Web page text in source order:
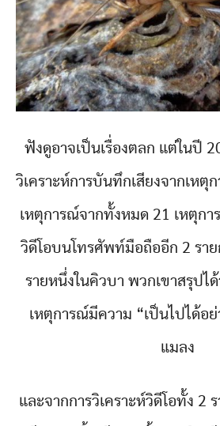
ฟังดูอาจเป็นเรื่องตลก แต่ในปี
วิเคราะห์การบันทึกเสียงจากเหตุ
เหตุการณ์จากทั้งหมด 21 เหตุกา
วิดีโอบนโทรศัพท์มือถืออีก 2 รา
รายหนึ่งในคิวบา พวกเขาสรุปไ
เหตุการณ์มีความ “เป็นไปได้อย่
แมลง
และจากการวิเคราะห์วิดีโอทั้ง 2